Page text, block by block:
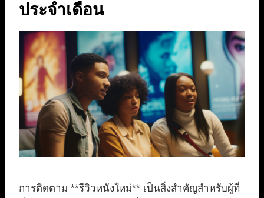
ประจำเดือน
การติดตาม **รีวิวหนังใหม่** เป็นสิ่งสำคัญสำหรับผู้ที่